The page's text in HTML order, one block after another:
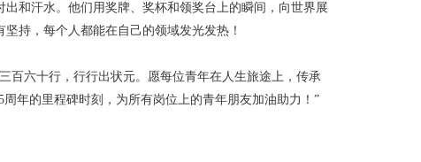
和汗水。他们用奖牌、奖杯和领奖台上的瞬间，向世界展
持，每个人都能在自己的领域发光发热！
百六十行，行行出状元。愿每位青年在人生旅途上，传承
年的里程碑时刻，为所有岗位上的青年朋友加油助力！”